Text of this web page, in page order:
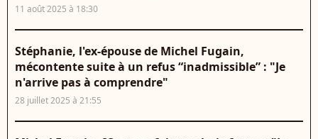
11 août 2025 à 18:30
Stéphanie, l'ex-épouse de Michel Fugain,
mécontente suite à un refus “inadmissible” : "Je
n'arrive pas à comprendre"
28 juillet 2025 à 21:55